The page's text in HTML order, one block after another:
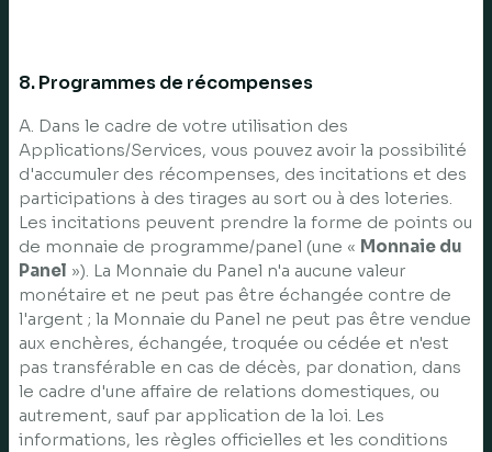
8. Programmes de récompenses
A. Dans le cadre de votre utilisation des
Applications/Services, vous pouvez avoir la possibilité
d'accumuler des récompenses, des incitations et des
participations à des tirages au sort ou à des loteries.
Les incitations peuvent prendre la forme de points ou
de monnaie de programme/panel (une « Monnaie du
Panel »). La Monnaie du Panel n'a aucune valeur
monétaire et ne peut pas être échangée contre de
l'argent ; la Monnaie du Panel ne peut pas être vendue
aux enchères, échangée, troquée ou cédée et n'est
pas transférable en cas de décès, par donation, dans
le cadre d'une affaire de relations domestiques, ou
autrement, sauf par application de la loi. Les
informations, les règles officielles et les conditions